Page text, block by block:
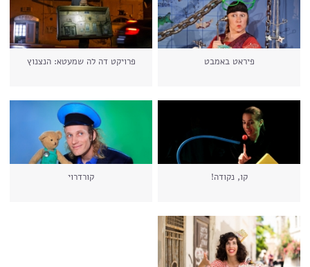
פיראט באמבט פרויקט דה לה שמעטא: הנצנוץ
קו, נקודה! קורדרוי